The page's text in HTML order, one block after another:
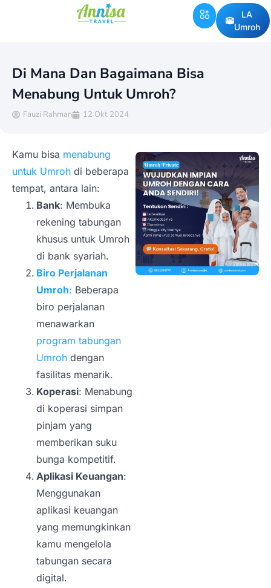
LA
Umroh
Di Mana Dan Bagaimana Bisa
Menabung Untuk Umroh?
Fauzi Rahman 12 Okt 2024
Kamu bisa menabung
untuk Umroh di beberapa
tempat, antara lain:
Bank: Membuka
rekening tabungan
khusus untuk Umroh
di bank syariah.
Biro Perjalanan
Umroh: Beberapa
biro perjalanan
menawarkan
program tabungan
Umroh dengan
fasilitas menarik.
Koperasi: Menabung
di koperasi simpan
pinjam yang
memberikan suku
bunga kompetitif.
Aplikasi Keuangan:
Menggunakan
aplikasi keuangan
yang memungkinkan
kamu mengelola
tabungan secara
digital.